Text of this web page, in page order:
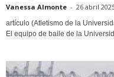
Vanessa Almonte - 26 abril
artículo (Atletismo de la
El equipo de baile de la